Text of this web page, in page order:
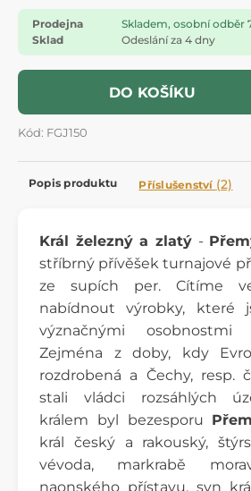
Prodejna
Skladem, osobní odběr
Sklad
Odeslání za 4 dny
DO KOŠÍKU
Kód: FGJ150
Popis produktu Příslušenství (2)
Král železný a zlatý-
stříbrný přívěšek turnajové
ze supích per. Cítíme
nabídnout výrobky, které
význačnými
Zejména z doby, kdy
rozdrobená a Čechy, resp.
stali vládci rozsáhlých
králem byl bezesporu
král český a rakouský,
vévoda, markrabě
naonského přístavu, syn